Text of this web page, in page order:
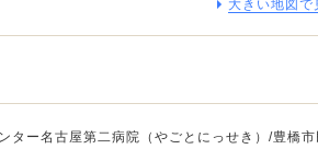
大きい地図で
ター名古屋第二病院（やごとにっせき）/豊橋